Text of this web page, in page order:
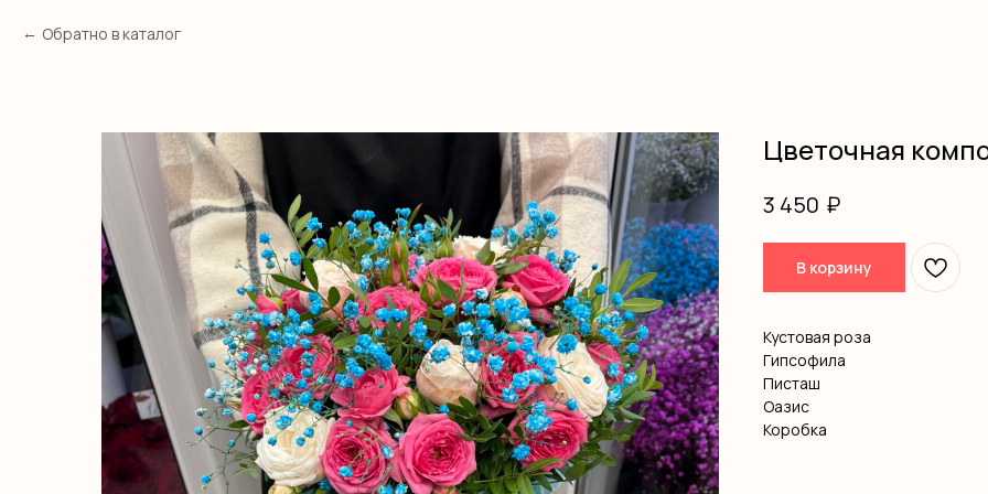
Обратно в каталог
Цветочная
3 450 ₽
В корзину
Кустовая роза
Гипсофила
Писташ
Оазис
Коробка